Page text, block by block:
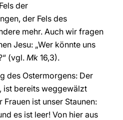
der
der Fels des
mehr. Auch wir fragen
Jesu: „Wer könnte uns
(vgl. Mk 16,3).
des Ostermorgens: Der
ist bereits weggewälzt
ist unser Staunen:
es ist leer! Von hier aus